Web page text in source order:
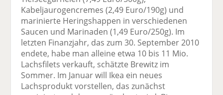
Kabeljaurogencremes (2,49 Euro/190g) und
marinierte Heringshappen in verschiedenen
Saucen und Marinaden (1,49 Euro/250g). Im
letzten Finanzjahr, das zum 30. September 2010
endete, habe man alleine etwa 10 bis 11 Mio.
Lachsfilets verkauft, schätzte Brewitz im
Sommer. Im Januar will Ikea ein neues
Lachsprodukt vorstellen, das zunächst